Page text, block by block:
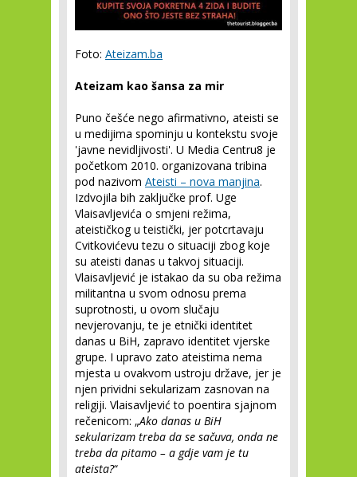
Foto: Ateizam.ba
Ateizam kao šansa za mir
Puno češće nego afirmativno, ateisti se
u medijima spominju u kontekstu svoje
'javne nevidljivosti'. U Media Centru8 je
početkom 2010. organizovana tribina
pod nazivom Ateisti – nova manjina.
Izdvojila bih zaključke prof. Uge
Vlaisavljevića o smjeni režima,
ateističkog u teistički, jer potcrtavaju
Cvitkovićevu tezu o situaciji zbog koje
su ateisti danas u takvoj situaciji.
Vlaisavljević je istakao da su oba režima
militantna u svom odnosu prema
suprotnosti, u ovom slučaju
nevjerovanju, te je etnički identitet
danas u BiH, zapravo identitet vjerske
grupe. I upravo zato ateistima nema
mjesta u ovakvom ustroju države, jer je
njen prividni sekularizam zasnovan na
religiji. Vlaisavljević to poentira sjajnom
rečenicom: „Ako danas u BiH
sekularizam treba da se sačuva, onda ne
treba da pitamo – a gdje vam je tu
ateista?“